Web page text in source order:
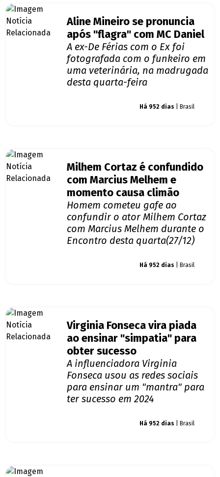
Aline Mineiro se pronuncia
após "flagra" com MC Daniel
A ex-De Férias com o Ex foi
fotografada com o funkeiro em
uma veterinária, na madrugada
desta quarta-feira
Há 952 dias | Brasil
Milhem Cortaz é confundido
com Marcius Melhem e
momento causa climão
Homem cometeu gafe ao
confundir o ator Milhem Cortaz
com Marcius Melhem durante o
Encontro desta quarta(27/12)
Há 952 dias | Brasil
Virginia Fonseca vira piada
ao ensinar "simpatia" para
obter sucesso
A influenciadora Virginia
Fonseca usou as redes sociais
para ensinar um "mantra" para
ter sucesso em 2024
Há 952 dias | Brasil